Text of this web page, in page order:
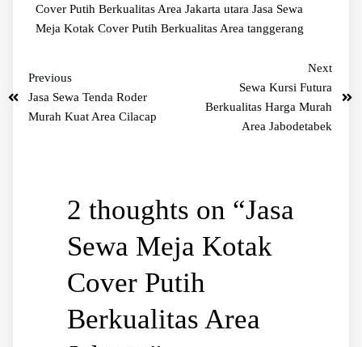
Cover Putih Berkualitas Area Jakarta utara Jasa Sewa
Meja Kotak Cover Putih Berkualitas Area tanggerang
Previous
Jasa Sewa Tenda Roder
Murah Kuat Area Cilacap
Next
Sewa Kursi Futura
Berkualitas Harga Murah
Area Jabodetabek
2 thoughts on “Jasa
Sewa Meja Kotak
Cover Putih
Berkualitas Area